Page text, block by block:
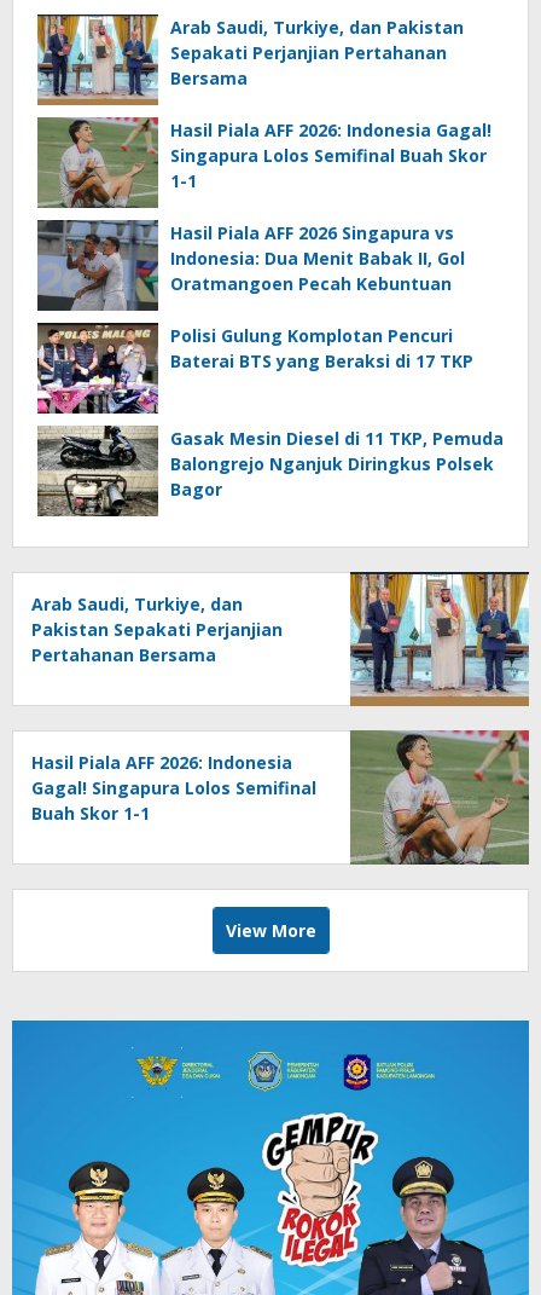
Arab Saudi, Turkiye, dan Pakistan
Sepakati Perjanjian Pertahanan
Bersama
Hasil Piala AFF 2026: Indonesia Gagal!
Singapura Lolos Semifinal Buah Skor
1-1
Hasil Piala AFF 2026 Singapura vs
Indonesia: Dua Menit Babak II, Gol
Oratmangoen Pecah Kebuntuan
Polisi Gulung Komplotan Pencuri
Baterai BTS yang Beraksi di 17 TKP
Gasak Mesin Diesel di 11 TKP, Pemuda
Balongrejo Nganjuk Diringkus Polsek
Bagor
Arab Saudi, Turkiye, dan
Pakistan Sepakati Perjanjian
Pertahanan Bersama
Hasil Piala AFF 2026: Indonesia
Gagal! Singapura Lolos Semifinal
Buah Skor 1-1
View More